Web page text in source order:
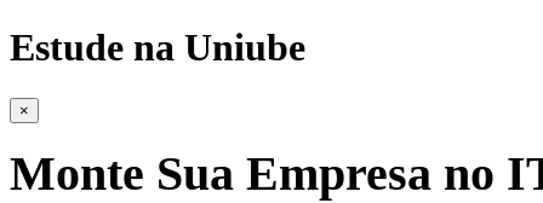
Estude na Uniube
×
Monte Sua Empresa no